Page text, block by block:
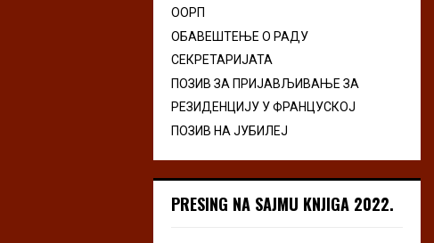
ООРП
ОБАВЕШТЕЊЕ О РАДУ
СЕКРЕТАРИЈАТА
ПОЗИВ ЗА ПРИЈАВЉИВАЊЕ ЗА
РЕЗИДЕНЦИЈУ У ФРАНЦУСКОЈ
ПОЗИВ НА ЈУБИЛЕЈ
PRESING NA SAJMU KNJIGA 2022.